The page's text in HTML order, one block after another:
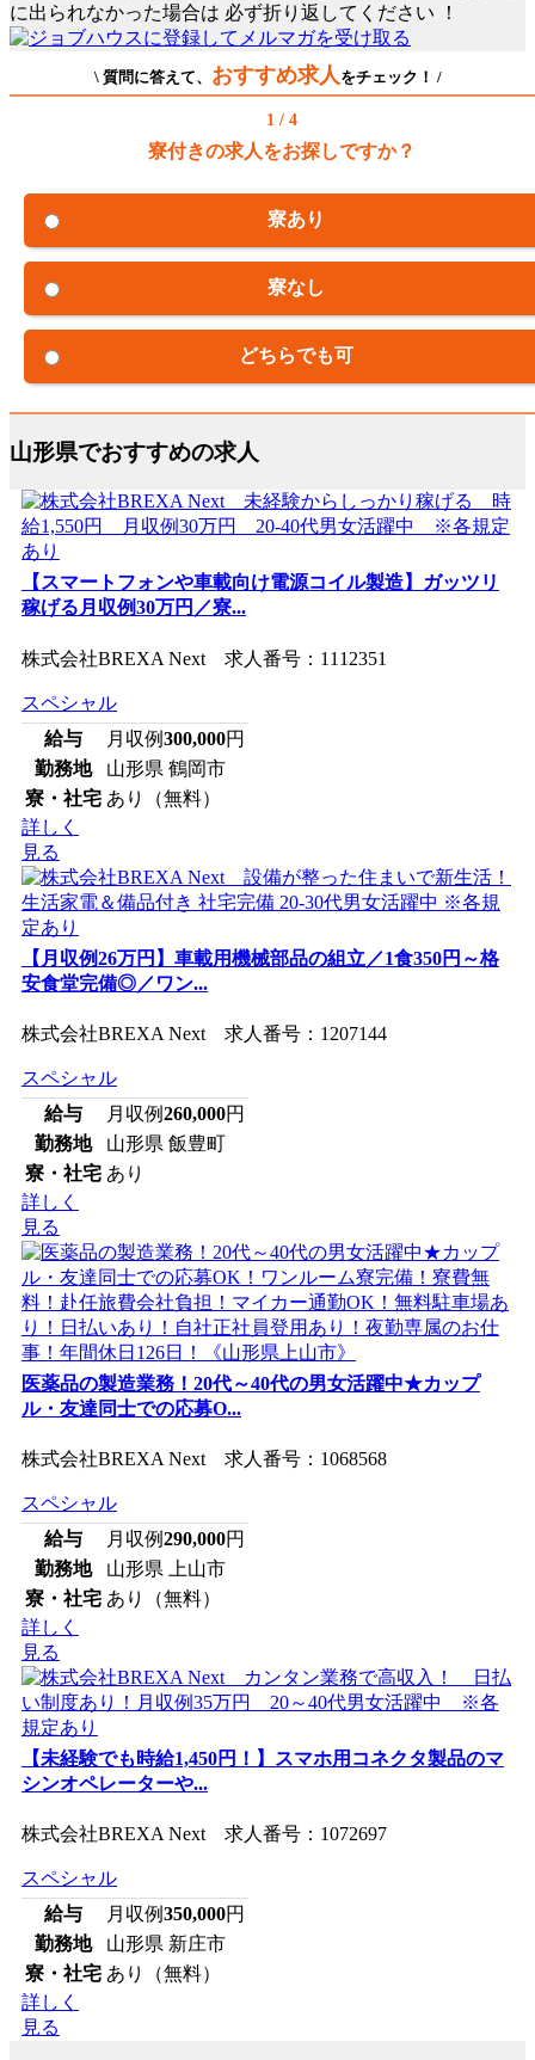
に出られなかった場合は 必ず折り返してください ！
\ 質問に答えて、 おすすめ求人 をチェック！ /
1 / 4
寮付きの求人をお探しですか？
寮あり
寮なし
どちらでも可
山形県でおすすめの求人
【スマートフォンや車載向け電源コイル製造】ガッツリ
稼げる月収例30万円／寮...
株式会社BREXA Next 求人番号：1112351
スペシャル
給与
月収例300,000円
勤務地
山形県 鶴岡市
寮・社宅 あり（無料）
詳しく
見る
【月収例26万円】車載用機械部品の組立／1食350円～格
安食堂完備◎／ワン...
株式会社BREXA Next 求人番号：1207144
スペシャル
給与
月収例260,000円
勤務地
山形県 飯豊町
寮・社宅 あり
詳しく
見る
医薬品の製造業務！20代～40代の男女活躍中★カップ
ル・友達同士での応募O...
株式会社BREXA Next 求人番号：1068568
スペシャル
給与
月収例290,000円
勤務地
山形県 上山市
寮・社宅 あり（無料）
詳しく
見る
【未経験でも時給1,450円！】スマホ用コネクタ製品のマ
シンオペレーターや...
株式会社BREXA Next 求人番号：1072697
スペシャル
給与
月収例350,000円
勤務地
山形県 新庄市
寮・社宅 あり（無料）
詳しく
見る